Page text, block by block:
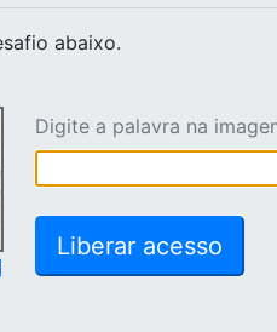
abaixo.
Digite a palavra na